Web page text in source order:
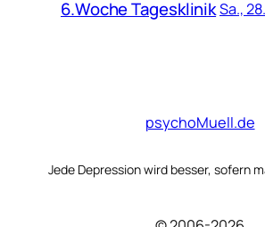
6.Woche TagesklinikSa.,
psychoMuell.de
Jede Depression wird besser, sofern